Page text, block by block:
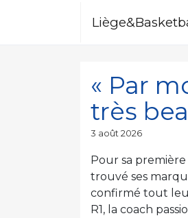
« Par
très
Publié
3 août 2026
Pour sa
trouvé ses
confirmé tout
R1, la coach